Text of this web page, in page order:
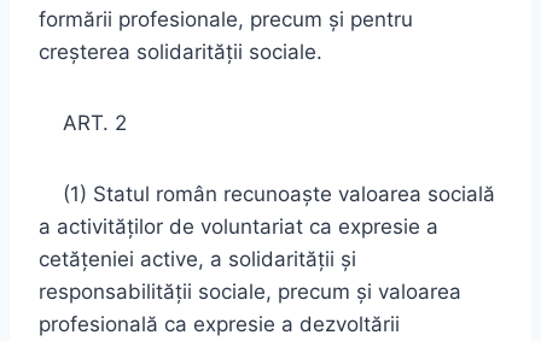
formării profesionale, precum şi pentru
creşterea solidarităţii sociale.
ART. 2
(1) Statul român recunoaşte valoarea socială
a activităţilor de voluntariat ca expresie a
cetăţeniei active, a solidarităţii şi
responsabilităţii sociale, precum şi valoarea
profesională ca expresie a dezvoltării